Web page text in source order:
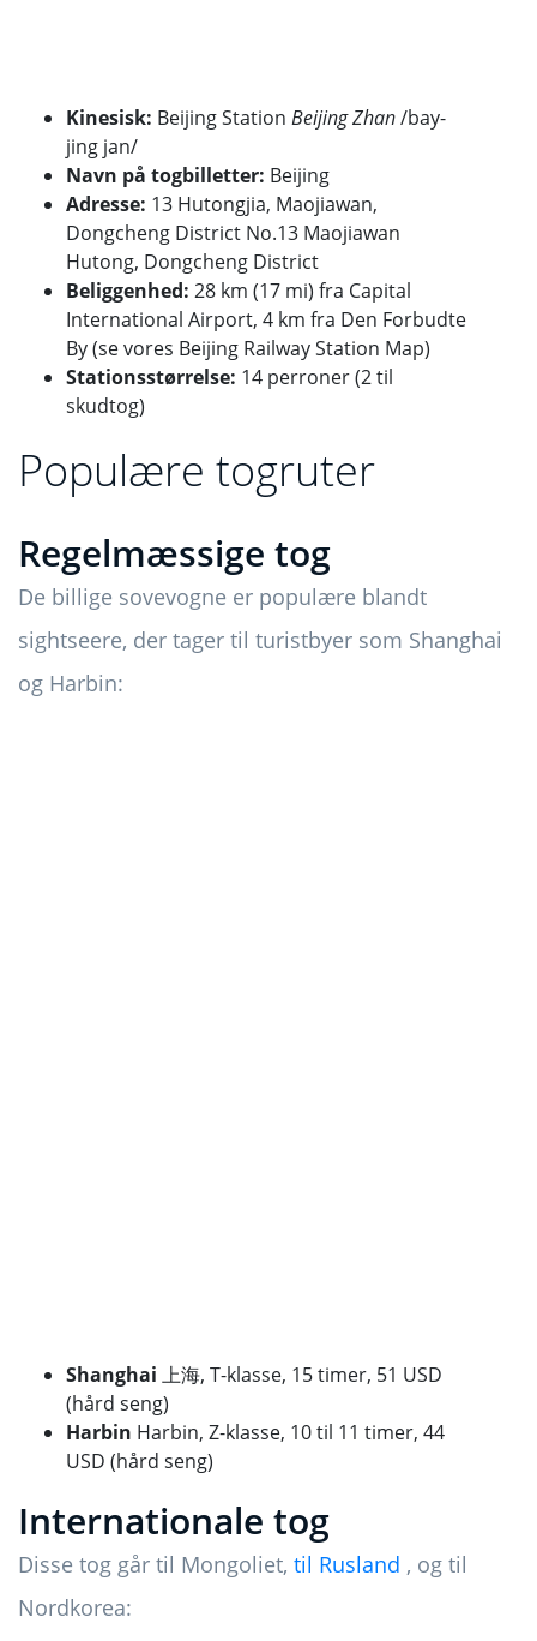
Kinesisk: Beijing Station Beijing Zhan/bay-
jing jan/
Navn på togbilletter: Beijing
Adresse: 13 Hutongjia, Maojiawan,
Dongcheng District No.13 Maojiawan
Hutong, Dongcheng District
Beliggenhed: 28 km (17 mi) fra Capital
International Airport, 4 km fra Den Forbudte
By (se vores Beijing Railway Station Map)
Stationsstørrelse: 14 perroner (2 til
skudtog)
Populære togruter
Regelmæssige tog
De billige sovevogne er populære blandt
sightseere, der tager til turistbyer som Shanghai
og Harbin:
Shanghai 上海, T-klasse, 15 timer, 51 USD
(hård seng)
Harbin Harbin, Z-klasse, 10 til 11 timer, 44
USD (hård seng)
Internationale tog
Disse tog går til Mongoliet, til Rusland , og til
Nordkorea: